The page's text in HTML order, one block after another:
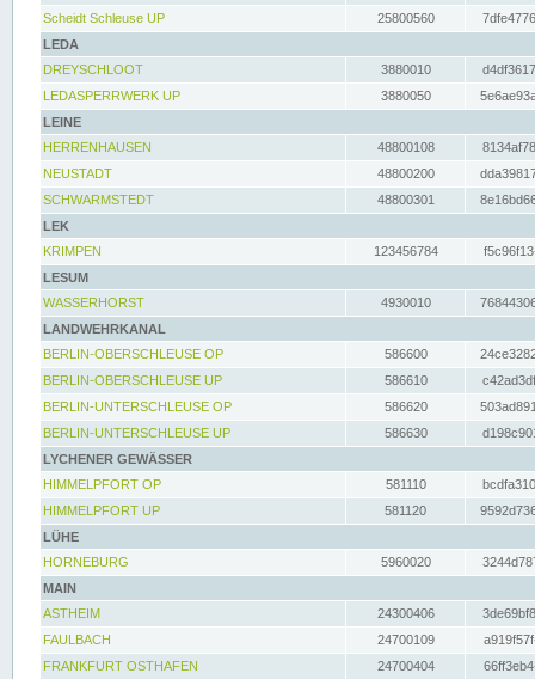
Scheidt Schleuse UP
25800560
LEDA
DREYSCHLOOT
3880010
LEDASPERRWERK UP
3880050
LEINE
HERRENHAUSEN
48800108
NEUSTADT
48800200
SCHWARMSTEDT
48800301
LEK
KRIMPEN
123456784
LESUM
WASSERHORST
4930010
LANDWEHRKANAL
BERLIN-OBERSCHLEUSE OP
586600
BERLIN-OBERSCHLEUSE UP
586610
BERLIN-UNTERSCHLEUSE OP
586620
BERLIN-UNTERSCHLEUSE UP
586630
LYCHENER GEWÄSSER
HIMMELPFORT OP
581110
HIMMELPFORT UP
581120
LÜHE
HORNEBURG
5960020
MAIN
ASTHEIM
24300406
FAULBACH
24700109
FRANKFURT OSTHAFEN
24700404